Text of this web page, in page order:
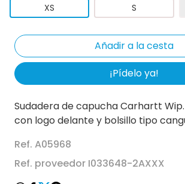
XS S
¡Pídelo ya!
Sudadera de capucha Carhartt
con logo delante y bolsillo tipo
Ref. A05968
Ref. proveedor I033648-2AXXX